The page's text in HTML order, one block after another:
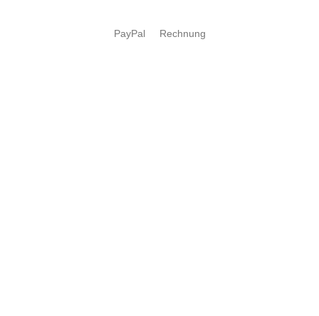
PayPal Rechnung